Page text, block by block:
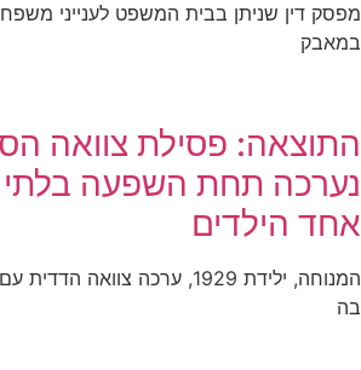
מפסק דין שניתן בבית המשפט לענייני
במאבק
התוצאה: פסילת צוואה
נערכה תחת השפעה בלתי
אחד הילדים
בה